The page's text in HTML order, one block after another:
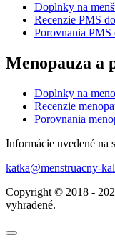
Doplnky na
Recenzie PMS
Porovnania
Menopauza a
Doplnky na
Recenzie
Porovnania
Informácie uvedené na
katka@menstruacny-
Copyright © 2018 -
vyhradené.